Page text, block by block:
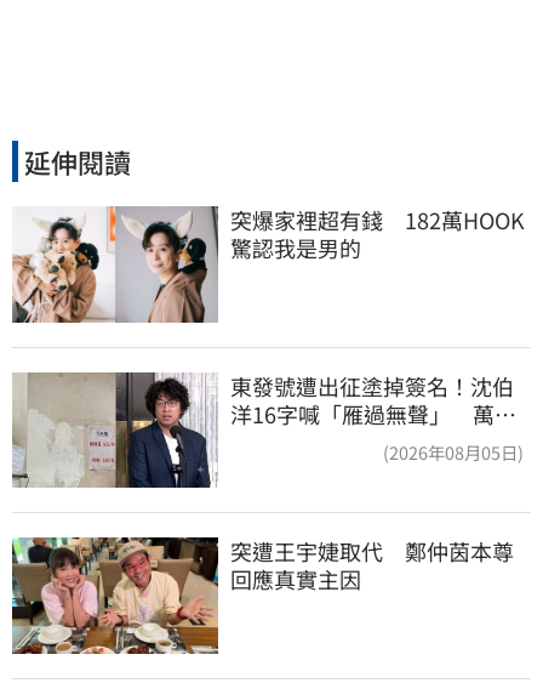
延伸閱讀
突爆家裡超有錢　182萬HOOK
驚認我是男的
東發號遭出征塗掉簽名！沈伯
洋16字喊「雁過無聲」 萬人
(2026年08月05日)
突遭王宇婕取代　鄭仲茵本尊
回應真實主因